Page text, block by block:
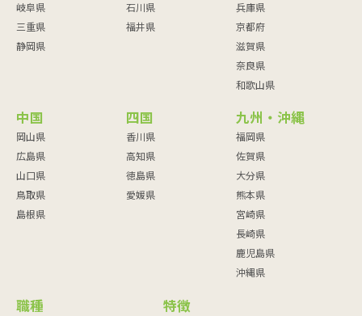
岐阜県
三重県
静岡県
石川県
福井県
兵庫県
京都府
滋賀県
奈良県
和歌山県
中国
岡山県
広島県
山口県
鳥取県
島根県
四国
香川県
高知県
徳島県
愛媛県
九州・沖縄
福岡県
佐賀県
大分県
熊本県
宮崎県
長崎県
鹿児島県
沖縄県
職種 特徴